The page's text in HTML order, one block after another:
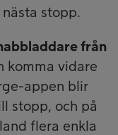
stopp.
från
komma vidare
appen blir
stopp, och på
flera enkla